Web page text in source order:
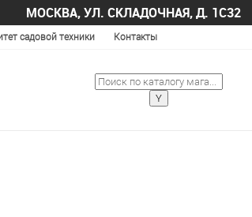
МОСКВА, УЛ. СКЛАДОЧНАЯ, Д. 1С32
садовой техники Контакты